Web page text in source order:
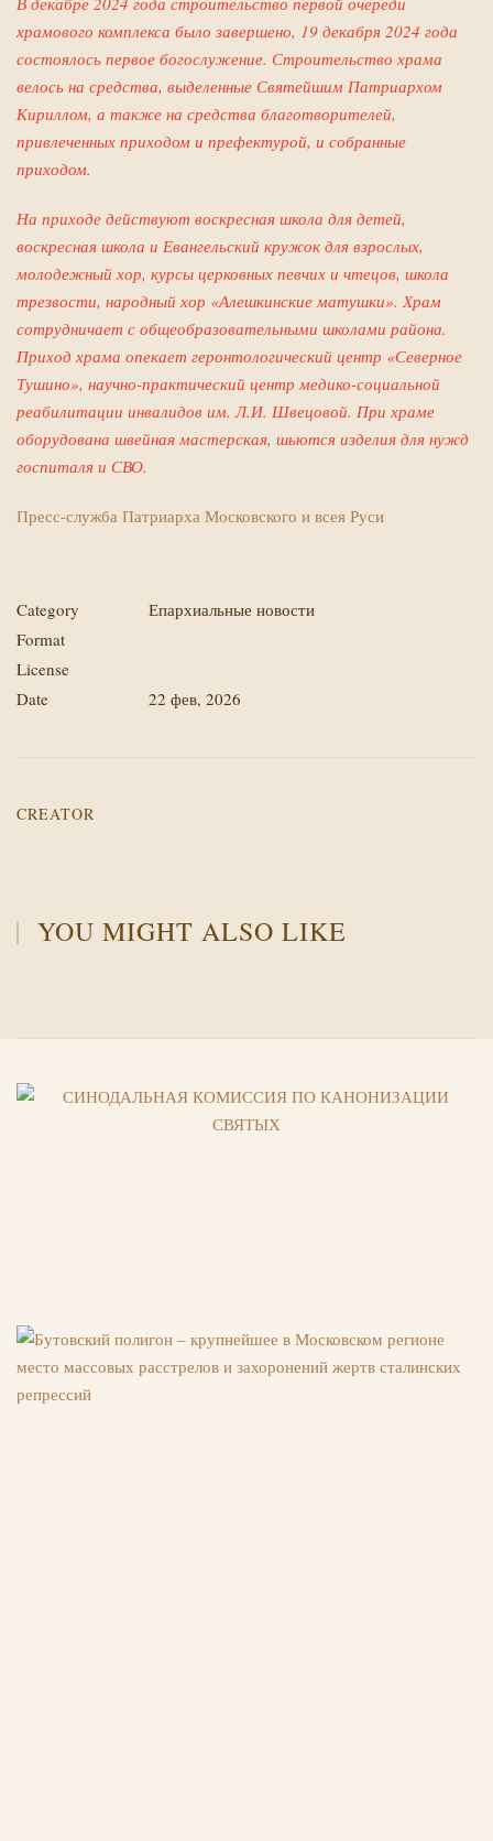
храмового комплекса было завершено, 19 декабря 2024 года
состоялось первое богослужение. Строительство храма
велось на средства, выделенные Святейшим Патриархом
Кириллом, а также на средства благотворителей,
привлеченных приходом и префектурой, и собранные
приходом.
На приходе действуют воскресная школа для детей,
воскресная школа и Евангельский кружок для взрослых,
молодежный хор, курсы церковных певчих и чтецов, школа
трезвости, народный хор «Алешкинские матушки». Храм
сотрудничает с общеобразовательными школами района.
Приход храма опекает геронтологический центр «Северное
Тушино», научно-практический центр медико-социальной
реабилитации инвалидов им. Л.И. Швецовой. При храме
оборудована швейная мастерская, шьются изделия для нужд
госпиталя и СВО.
Пресс-служба Патриарха Московского и всея Руси
Category
Епархиальные новости
Format
License
Date
22 фев, 2026
CREATOR
YOU MIGHT ALSO LIKE